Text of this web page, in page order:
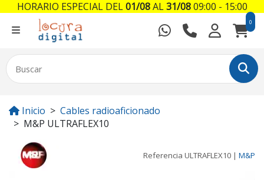
0
Inicio
Cables radioaficionado
M&P ULTRAFLEX10
Referencia ULTRAFLEX10 | M&P
HORARIO ESPECIAL DEL01/08AL31/0809:00 - 15:00